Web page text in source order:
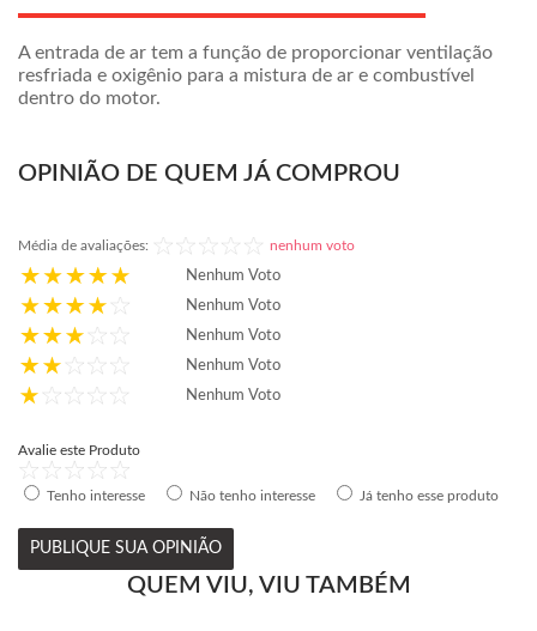
A entrada de ar tem a função de proporcionar ventilação
resfriada e oxigênio para a mistura de ar e combustível
dentro do motor.
OPINIÃO DE QUEM JÁ COMPROU
Média de avaliações: nenhum voto
Nenhum Voto
Nenhum Voto
Nenhum Voto
Nenhum Voto
Nenhum Voto
Avalie este Produto
Tenho interesse Não tenho interesse Já tenho esse produto
PUBLIQUE SUA OPINIÃO
QUEM VIU, VIU TAMBÉM